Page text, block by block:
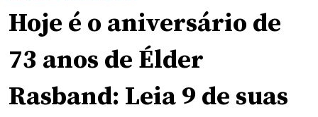
Hoje é o aniversário de
73 anos de Élder
Rasband: Leia 9 de suas